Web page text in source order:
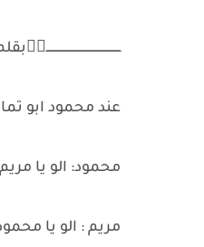
عند محمود ابو
محمود: الو يا مريم
مريم : الو يا